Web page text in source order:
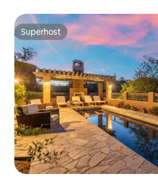
Superhost
Superhost